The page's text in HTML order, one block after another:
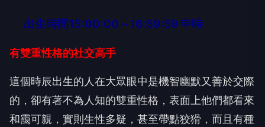
出生時間15:00:00～16:59:59 申時
有雙重性格的社交高手
這個時辰出生的人在大眾眼中是機智幽默又善於交際
的，卻有著不為人知的雙重性格，表面上他們都看來
和靄可親，實則生性多疑，甚至帶點狡猾，而且有種